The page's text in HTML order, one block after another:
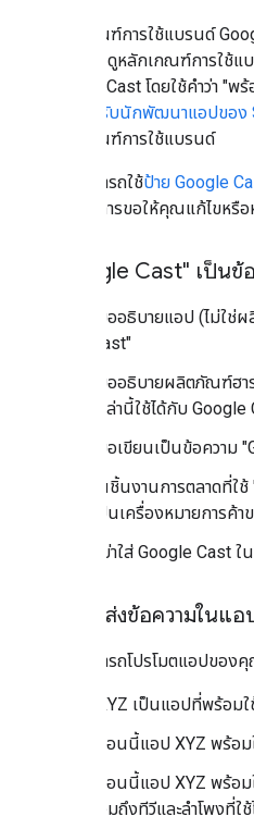
หลักเกณฑ์การใช้แบรนด์
ข้อความ ดูหลักเกณฑ์การใช้
Google Cast โดยใช้คำว่า "
เติมสำหรับนักพัฒนาแอปของ
หลักเกณฑ์การใช้แบรนด์
คุณสามารถใช้ป้าย Google
สิทธิ์ในการขอให้คุณแก้ไขหรื
"Google Cast" เป็นข้
เมื่ออธิบายแอป (ไม่ใ
Cast"
เมื่ออธิบายผลิตภัณฑ์ฮ
เหล่านี้ใช้ได้กับ Google
เมื่อเขียนเป็นข้อควา
ในชิ้นงานการตลาดที่
เป็นเครื่องหมายการค้
อย่าใส่ Google Cast
การรับส่งข้อความใน
คุณสามารถโปรโมตแอปของ
"XYZ เป็นแอปที่พร้อ
"ตอนนี้แอป XYZ พร้อ
"ตอนนี้แอป XYZ พร้อ
รวมถึงทีวีและลำโพงที่